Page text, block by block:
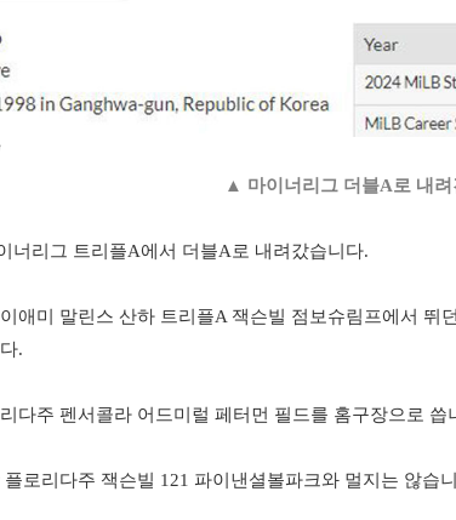
▲ 마이너리그 더블A로 내려
너리그 트리플A에서 더블A로 내려갔습니다.
애미 말린스 산하 트리플A 잭슨빌 점보슈림프에서 뛰
.
다주 펜서콜라 어드미럴 페터먼 필드를 홈구장으로 씁
로리다주 잭슨빌 121 파이낸셜볼파크와 멀지는 않습